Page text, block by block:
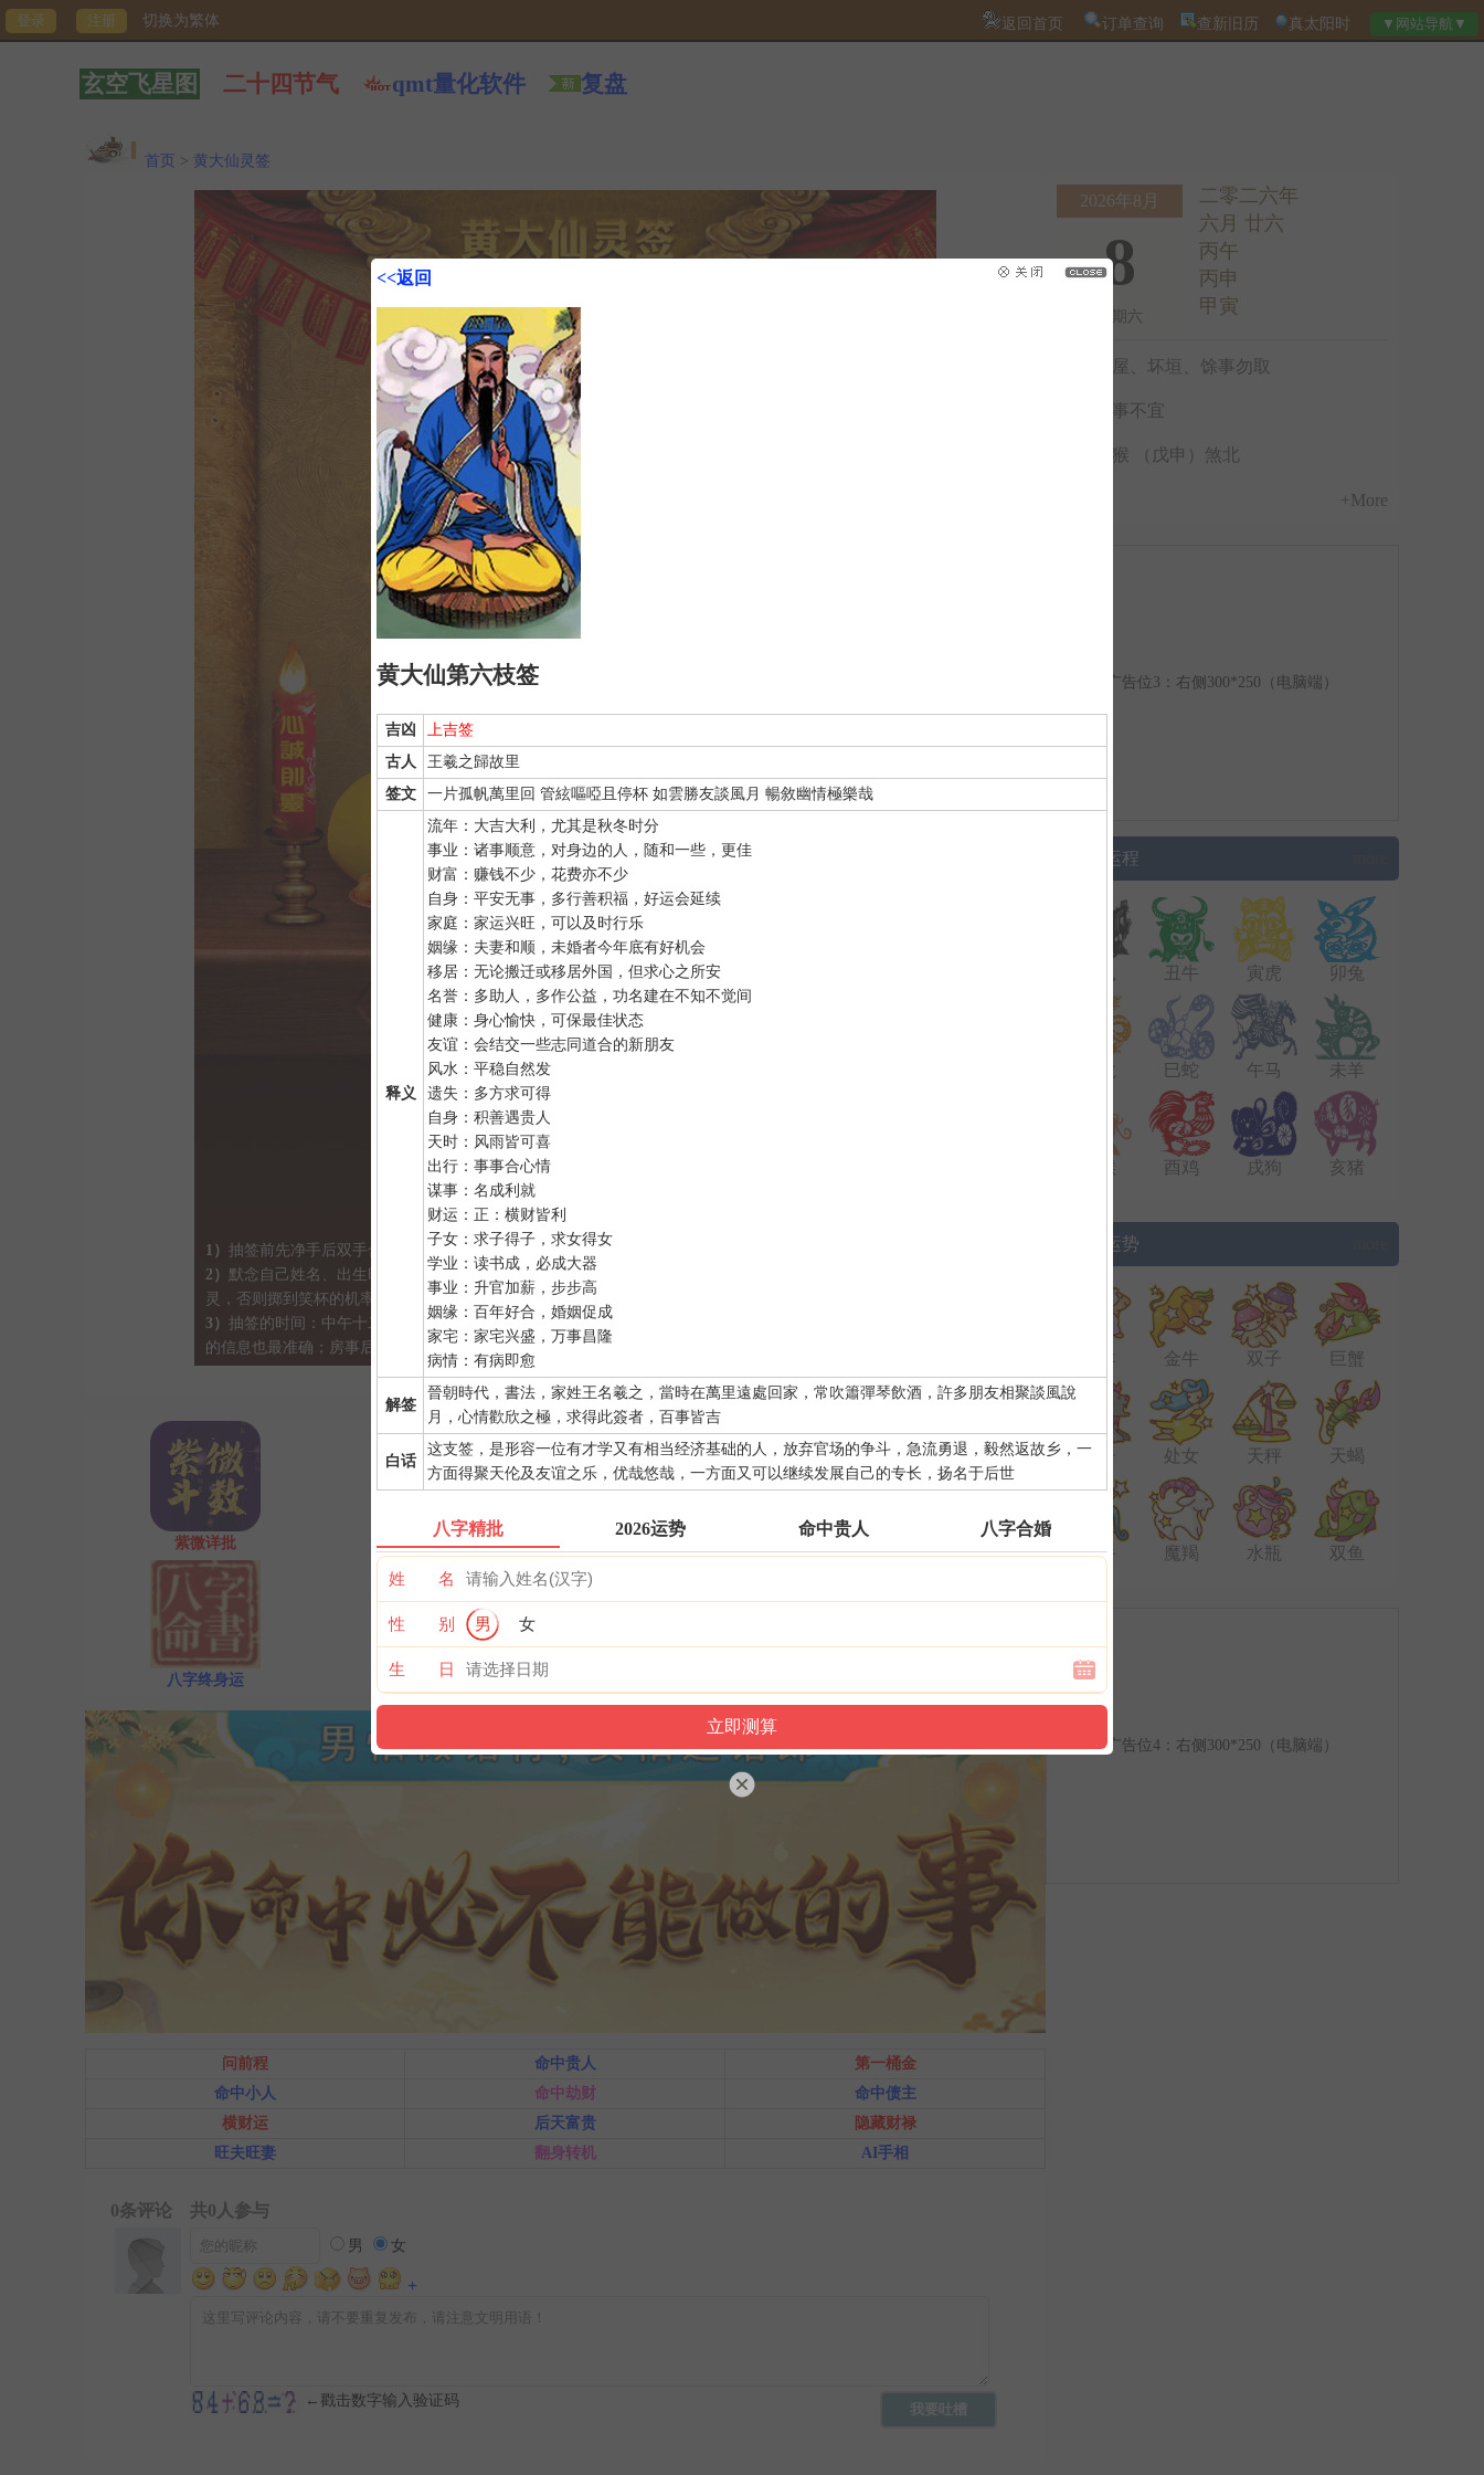
切换为繁体 返回首页 订单查询 查新旧历 真太阳时
玄空飞星图 二十四节气 qmt量化软件 复盘
首页 > 黄大仙灵签
<<返回
黄大仙第六枝签
吉凶
上吉签
古人
王羲之歸故里
签文
一片孤帆萬里回 管絃嘔啞且停杯 如雲勝友談風月 暢敘幽情極樂哉
释义
流年：大吉大利，尤其是秋冬时分
事业：诸事顺意，对身边的人，随和一些，更佳
财富：赚钱不少，花费亦不少
自身：平安无事，多行善积福，好运会延续
家庭：家运兴旺，可以及时行乐
姻缘：夫妻和顺，未婚者今年底有好机会
移居：无论搬迁或移居外国，但求心之所安
名誉：多助人，多作公益，功名建在不知不觉间
健康：身心愉快，可保最佳状态
友谊：会结交一些志同道合的新朋友
风水：平稳自然发
遗失：多方求可得
自身：积善遇贵人
天时：风雨皆可喜
出行：事事合心情
谋事：名成利就
财运：正：横财皆利
子女：求子得子，求女得女
学业：读书成，必成大器
事业：升官加薪，步步高
姻缘：百年好合，婚姻促成
家宅：家宅兴盛，万事昌隆
病情：有病即愈
解签
晉朝時代，書法，家姓王名羲之，當時在萬里遠處回家，常吹簫彈琴飲酒，許多朋友相聚談風說
月，心情歡欣之極，求得此簽者，百事皆吉
白话
这支签，是形容一位有才学又有相当经济基础的人，放弃官场的争斗，急流勇退，毅然返故乡，一
方面得聚天伦及友谊之乐，优哉悠哉，一方面又可以继续发展自己的专长，扬名于后世
八字精批 2026运势 命中贵人 八字合婚
姓 名
性 别 男 女
生 日
1） 抽签前先净手后双手合十虔诚默念 "大仙大仙、指点迷津"。
2） 默念自己姓名、出生时间、居住地址；再请求需要指点的事情；最后点上面的签筒开始抽签！心诚则
灵，否则掷到笑杯的机率很高。
3） 抽签的时间：中午十二点左右和晚上十一点前或者后，晚上十一点是阴阳相接之时，最适宜抽签，抽签
的信息也最准确；房事后和打雷下大雨时不要抽签，因为此时信息不稳。
紫微详批 奇门遁甲
八字终身运 河洛一生婚禄
问前程 命中贵人
第一桶金
命中小人
命中劫财
命中债主
横财运
后天富贵
隐藏财禄
旺夫旺妻
翻身转机 AI手相
2026年8月
8
星期六
二零二六年
六月 廿六
丙午
丙申
甲寅
破屋、坏垣、馀事勿取
诸事不宜
冲猴 （戊申）煞北
+More
广告位3：右侧300*250（电脑端）
▌生肖运程
丑牛 寅虎 卯兔
巳蛇 午马 未羊
酉鸡 戌狗 亥猪
▌星座运势
白羊 金牛 双子 巨蟹
狮子 处女 天秤 天蝎
射手 魔羯 水瓶 双鱼
广告位4：右侧300*250（电脑端）